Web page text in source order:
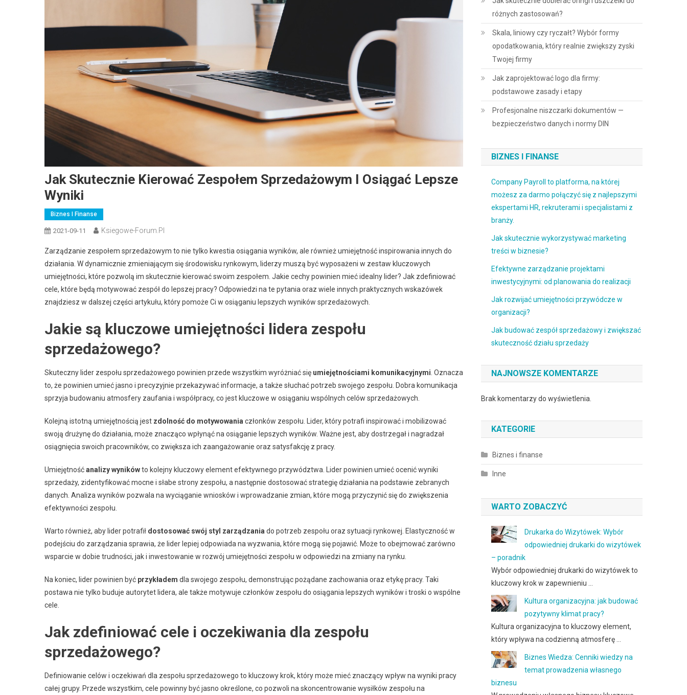
Jak Skutecznie Kierować Zespołem Sprzedażowym I Osiągać Lepsze
Wyniki
Biznes I Finanse
2021-09-11 Ksiegowe-Forum.pl
Zarządzanie zespołem sprzedażowym to nie tylko kwestia osiągania wyników, ale również umiejętność inspirowania innych do
działania. W dynamicznie zmieniającym się środowisku rynkowym, liderzy muszą być wyposażeni w zestaw kluczowych
umiejętności, które pozwolą im skutecznie kierować swoim zespołem. Jakie cechy powinien mieć idealny lider? Jak zdefiniować
cele, które będą motywować zespół do lepszej pracy? Odpowiedzi na te pytania oraz wiele innych praktycznych wskazówek
znajdziesz w dalszej części artykułu, który pomoże Ci w osiąganiu lepszych wyników sprzedażowych.
Jakie są kluczowe umiejętności lidera zespołu
sprzedażowego?
Skuteczny lider zespołu sprzedażowego powinien przede wszystkim wyróżniać się umiejętnościami komunikacyjnymi . Oznacza
to, że powinien umieć jasno i precyzyjnie przekazywać informacje, a także słuchać potrzeb swojego zespołu. Dobra komunikacja
sprzyja budowaniu atmosfery zaufania i współpracy, co jest kluczowe w osiąganiu wspólnych celów sprzedażowych.
Kolejną istotną umiejętnością jest zdolność do motywowania członków zespołu. Lider, który potrafi inspirować i mobilizować
swoją drużynę do działania, może znacząco wpłynąć na osiąganie lepszych wyników. Ważne jest, aby dostrzegał i nagradzał
osiągnięcia swoich pracowników, co zwiększa ich zaangażowanie oraz satysfakcję z pracy.
Umiejętnośćanalizy wynikówto kolejny kluczowy element efektywnego przywództwa. Lider powinien umieć ocenić wyniki
sprzedaży, zidentyfikować mocne i słabe strony zespołu, a następnie dostosować strategię działania na podstawie zebranych
danych. Analiza wyników pozwala na wyciąganie wniosków i wprowadzanie zmian, które mogą przyczynić się do zwiększenia
efektywności zespołu.
Warto również, aby lider potrafił dostosować swój styl zarządzania do potrzeb zespołu oraz sytuacji rynkowej. Elastyczność w
podejściu do zarządzania sprawia, że lider lepiej odpowiada na wyzwania, które mogą się pojawić. Może to obejmować zarówno
wsparcie w dobie trudności, jak i inwestowanie w rozwój umiejętności zespołu w odpowiedzi na zmiany na rynku.
Na koniec, lider powinien być przykładem dla swojego zespołu, demonstrując pożądane zachowania oraz etykę pracy. Taki
postawa nie tylko buduje autorytet lidera, ale także motywuje członków zespołu do osiągania lepszych wyników i troski o wspólne
cele.
Jak zdefiniować cele i oczekiwania dla zespołu
sprzedażowego?
Definiowanie celów i oczekiwań dla zespołu sprzedażowego to kluczowy krok, który może mieć znaczący wpływ na wyniki pracy
całej grupy. Przede wszystkim, cele powinny być jasno określone, co pozwoli na skoncentrowanie wysiłków zespołu na
różnych zastosowań?
Skala, liniowy czy ryczałt? Wybór formy
opodatkowania, który realnie zwiększy zyski
Twojej firmy
Jak zaprojektować logo dla firmy:
podstawowe zasady i etapy
Profesjonalne niszczarki dokumentów —
bezpieczeństwo danych i normy DIN
BIZNES I FINANSE
Company Payroll to platforma, na której
możesz za darmo połączyć się z najlepszymi
ekspertami HR, rekruterami i specjalistami z
branży.
Jak skutecznie wykorzystywać marketing
treści w biznesie?
Efektywne zarządzanie projektami
inwestycyjnymi: od planowania do realizacji
Jak rozwijać umiejętności przywódcze w
organizacji?
Jak budować zespół sprzedażowy i zwiększać
skuteczność działu sprzedaży
NAJNOWSZE KOMENTARZE
Brak komentarzy do wyświetlenia.
KATEGORIE
Biznes i finanse
Inne
WARTO ZOBACZYĆ
Drukarka do Wizytówek: Wybór
odpowiedniej drukarki do wizytówek
– poradnik
Wybór odpowiedniej drukarki do wizytówek to
kluczowy krok w zapewnieniu …
Kultura organizacyjna: jak budować
pozytywny klimat pracy?
Kultura organizacyjna to kluczowy element,
który wpływa na codzienną atmosferę …
Biznes Wiedza: Cenniki wiedzy na
temat prowadzenia własnego
biznesu